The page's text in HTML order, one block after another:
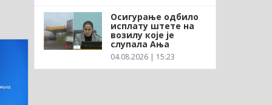
Осигурање одбило
исплату штете на
возилу које је
слупала Ања
04.08.2026 | 15:23